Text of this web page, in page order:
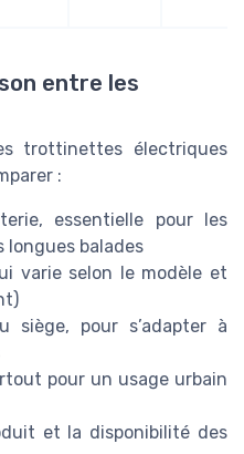
entre les
trottinettes électriques
:
essentielle pour les
balades
varie selon le modèle et
siège, pour s’adapter à
pour un usage urbain
et la disponibilité des